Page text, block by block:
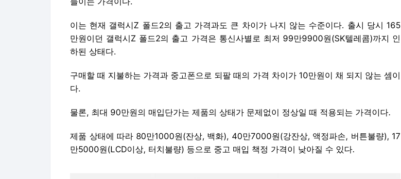
이는 현재 갤럭시Z 폴드2의 출고 가격과도 큰 차이가 나지 않는 수준이다. 출시 당시 165
만원이던 갤럭시Z 폴드2의 출고 가격은 통신사별로 최저 99만9900원(SK텔레콤)까지 인
하된 상태다.
구매할 때 지불하는 가격과 중고폰으로 되팔 때의 가격 차이가 10만원이 채 되지 않는 셈이
다.
물론, 최대 90만원의 매입단가는 제품의 상태가 문제없이 정상일 때 적용되는 가격이다.
제품 상태에 따라 80만1000원(잔상, 백화), 40만7000원(강잔상, 액정파손, 버튼불량), 17
만5000원(LCD이상, 터치불량) 등으로 중고 매입 책정 가격이 낮아질 수 있다.